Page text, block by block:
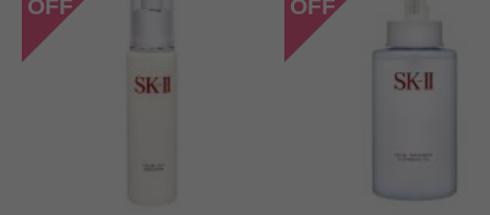
投稿日：2025年10月
なな 様
／30代前半
購入品：フェイシャル トリートメン
OFF OFF